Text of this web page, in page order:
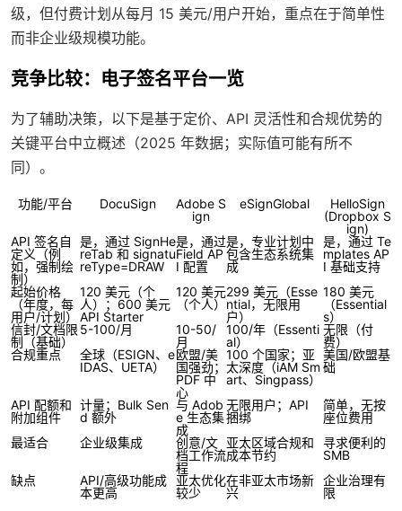
级，但付费计划从每月 15 美元/用户开始，重点在于简单性
而非企业级规模功能。
竞争比较：电子签名平台一览
为了辅助决策，以下是基于定价、API 灵活性和合规优势的
关键平台中立概述（2025 年数据；实际值可能有所不
同）。
功能/平台 DocuSign
Adobe S
ign
eSignGlobal
HelloSign
(Dropbox S
ign)
API 签名自
定义（例
如，强制绘
制）
是，通过 SignHe
reTab 和 signatu
reType=DRAW
是，通过
Field AP
I 配置
是，专业计划中
包含生态系统集
成
是，通过 Te
mplates AP
I 基础支持
起始价格
（年度，每
用户/计划）
120 美元（个
人）；600 美元
API Starter
120 美元
（个人）
299 美元（Esse
ntial，无限用
户）
180 美元
（Essential
s）
信封/文档限
制（基础）
5-100/月
10-50/
月
100/年（Essenti
al）
无限（付
费）
合规重点
全球（ESIGN、e
IDAS、UETA）
欧盟/美
国强劲；
PDF 中
心
100 个国家；亚
太深度（iAM Sm
art、Singpass）
美国/欧盟基
础
API 配额和
附加组件
计量；Bulk Sen
d 额外
与 Adob
e 生态集
成
无限用户；API
捆绑
简单，无按
座位费用
最适合
企业级集成
创意/文
档工作流
程
亚太区域合规和
成本节约
寻求便利的
SMB
缺点
API/高级功能成
本更高
亚太优化
较少
在非亚太市场新
兴
企业治理有
限